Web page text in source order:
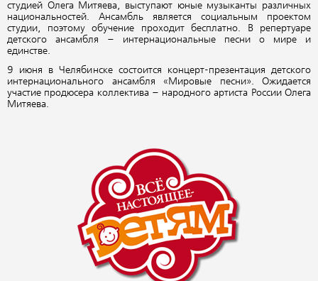
студией Олега Митяева, выступают юные музыканты различных
национальностей. Ансамбль является социальным проектом
студии, поэтому обучение проходит бесплатно. В репертуаре
детского ансамбля – интернациональные песни о мире и
единстве.
9 июня в Челябинске состоится концерт-презентация детского
интернационального ансамбля «Мировые песни». Ожидается
участие продюсера коллектива – народного артиста России Олега
Митяева.